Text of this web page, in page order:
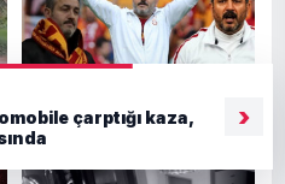
lideri Sebahattin Şirin
gözaltına alındı
çarptığı kaza,
›